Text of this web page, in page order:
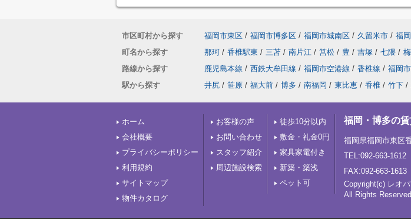
市区町村から探す 福岡市東区 / 福岡市博多区 / 福岡市城南区 / 久留米市 / 福
町名から探す
那珂 / 香椎駅東 / 三苫 / 南片江 / 筥松 / 豊 / 吉塚 / 七隈 /
路線から探す
鹿児島本線 / 西鉄大牟田線 / 福岡市空港線 / 香椎線 / 福岡
駅から探す
井尻 / 笹原 / 福大前 / 博多 / 南福岡 / 東比恵 / 香椎 / 竹下 /
ホーム
会社概要
プライバシーポリシー
利用規約
サイトマップ
物件カタログ
お客様の声
お問い合わせ
スタッフ紹介
周辺施設検索
徒歩10分以内
敷金・礼金0円
家具家電付き
新築・築浅
ペット可
福岡・博多の
福岡県福岡市東区
TEL:092-663-1612
FAX:092-663-1613
Copyright(c) レオ
All Rights